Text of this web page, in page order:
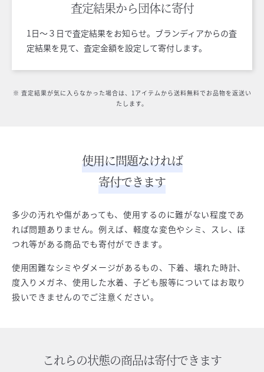
査定結果から団体に寄付
1日〜３日で査定結果をお知らせ。ブランディアからの査
定結果を見て、査定金額を設定して寄付します。
※ 査定結果が気に入らなかった場合は、1アイテムから送料無料でお品物を返送い
たします。
使用に問題なければ
寄付できます
多少の汚れや傷があっても、使用するのに難がない程度であ
れば問題ありません。例えば、軽度な変色やシミ、スレ、ほ
つれ等がある商品でも寄付ができます。
使用困難なシミやダメージがあるもの、下着、壊れた時計、
度入りメガネ、使用した水着、子ども服等についてはお取り
扱いできませんのでご注意ください。
これらの状態の商品は寄付できます